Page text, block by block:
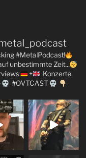
#MetalPodcast!
unbestimmte Zeit...
+
Konzerte
#OVTCAST